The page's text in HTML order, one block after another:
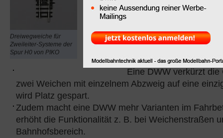
Dreiwegweiche für
Zweileiter-Systeme der
Spur H0 von PIKO
Dieses spezielle
geradeaus auch die
nach rechts oder links.
Dreiwegweiche
Eine DWW verkürzt die
zwei Weichen mit einzelnem Abzweig auf eine
wird Platz gespart.
Zudem macht eine DWW mehr Varianten im
erhöht die Funktionalität z. B. bei Weichenstraßen
Bahnhofsbereich.